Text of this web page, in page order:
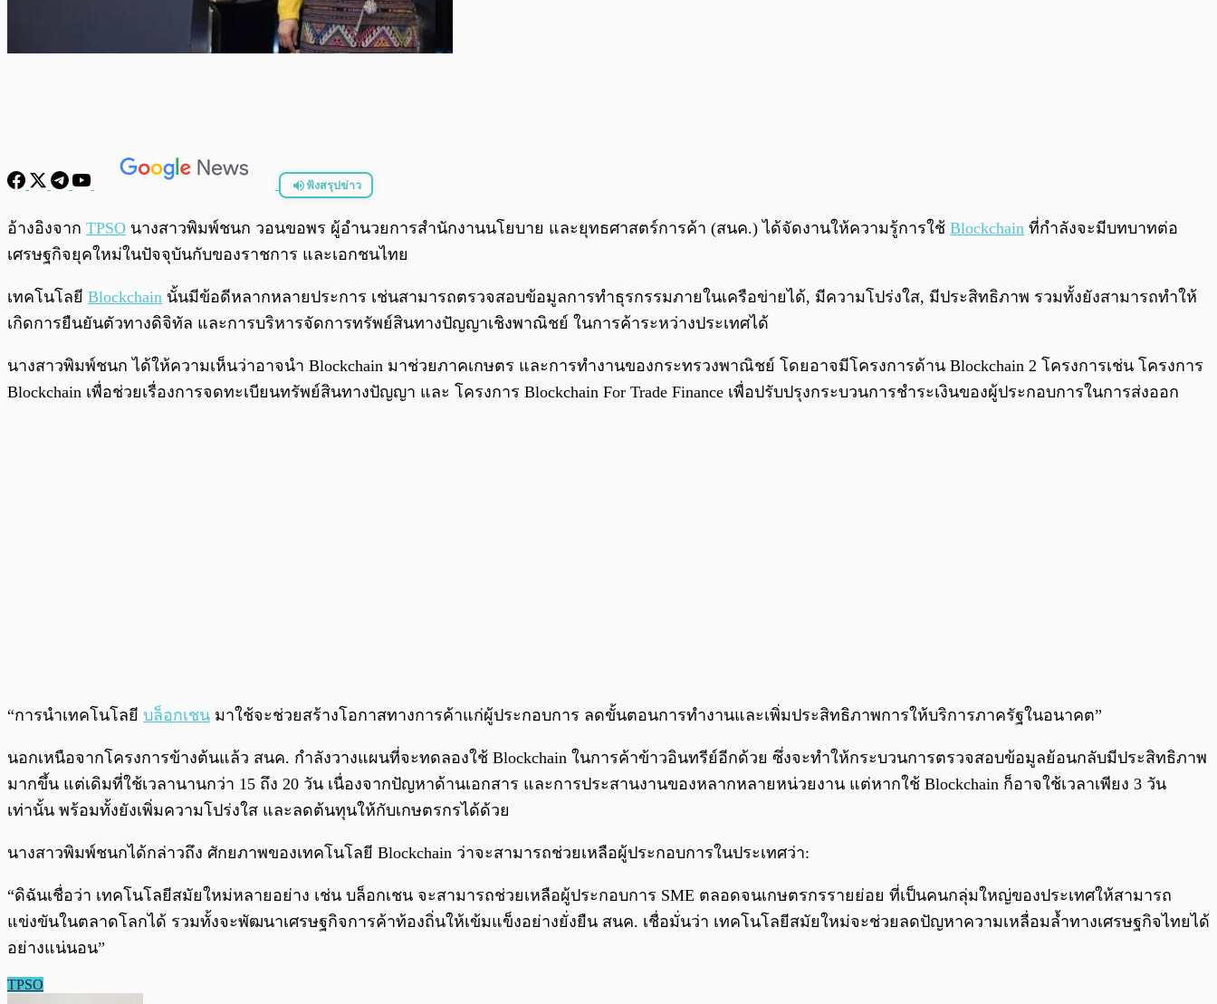
ฟังสรุปข่าว
พร้อมเล่น 0:00
อ้างอิงจาก TPSO นางสาวพิมพ์ชนก วอนขอพร ผู้อำนวยการสำนักงานนโยบาย และยุทธศาสตร์การค้า (สนค.) ได้จัดงานให้ความรู้การใช้ Blockchain ที่กำลังจะมีบทบาทต่อ
เศรษฐกิจยุคใหม่ในปัจจุบันกับของราชการ และเอกชนไทย
เทคโนโลยี Blockchain นั้นมีข้อดีหลากหลายประการ เช่นสามารถตรวจสอบข้อมูลการทำธุรกรรมภายในเครือข่ายได้, มีความโปร่งใส, มีประสิทธิภาพ รวมทั้งยังสามารถทำให้
เกิดการยืนยันตัวทางดิจิทัล และการบริหารจัดการทรัพย์สินทางปัญญาเชิงพาณิชย์ ในการค้าระหว่างประเทศได้
นางสาวพิมพ์ชนก ได้ให้ความเห็นว่าอาจนำ Blockchain มาช่วยภาคเกษตร และการทำงานของกระทรวงพาณิชย์ โดยอาจมีโครงการด้าน Blockchain 2 โครงการเช่น โครงการ
Blockchain เพื่อช่วยเรื่องการจดทะเบียนทรัพย์สินทางปัญญา และ โครงการ Blockchain For Trade Finance เพื่อปรับปรุงกระบวนการชำระเงินของผู้ประกอบการในการส่งออก
“การนำเทคโนโลยี บล็อกเชน มาใช้จะช่วยสร้างโอกาสทางการค้าแก่ผู้ประกอบการ ลดขั้นตอนการทำงานและเพิ่มประสิทธิภาพการให้บริการภาครัฐในอนาคต”
นอกเหนือจากโครงการข้างต้นแล้ว สนค. กำลังวางแผนที่จะทดลองใช้ Blockchain ในการค้าข้าวอินทรีย์อีกด้วย ซึ่งจะทำให้กระบวนการตรวจสอบข้อมูลย้อนกลับมีประสิทธิภาพ
มากขึ้น แต่เดิมที่ใช้เวลานานกว่า 15 ถึง 20 วัน เนื่องจากปัญหาด้านเอกสาร และการประสานงานของหลากหลายหน่วยงาน แต่หากใช้ Blockchain ก็อาจใช้เวลาเพียง 3 วัน
เท่านั้น พร้อมทั้งยังเพิ่มความโปร่งใส และลดต้นทุนให้กับเกษตรกรได้ด้วย
นางสาวพิมพ์ชนกได้กล่าวถึง ศักยภาพของเทคโนโลยี Blockchain ว่าจะสามารถช่วยเหลือผู้ประกอบการในประเทศว่า:
“ดิฉันเชื่อว่า เทคโนโลยีสมัยใหม่หลายอย่าง เช่น บล็อกเชน จะสามารถช่วยเหลือผู้ประกอบการ SME ตลอดจนเกษตรกรรายย่อย ที่เป็นคนกลุ่มใหญ่ของประเทศให้สามารถ
แข่งขันในตลาดโลกได้ รวมทั้งจะพัฒนาเศรษฐกิจการค้าท้องถิ่นให้เข้มแข็งอย่างยั่งยืน สนค. เชื่อมั่นว่า เทคโนโลยีสมัยใหม่จะช่วยลดปัญหาความเหลื่อมล้ำทางเศรษฐกิจไทยได้
อย่างแน่นอน”
TPSO